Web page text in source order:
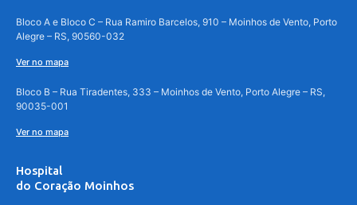
Bloco A e Bloco C – Rua Ramiro Barcelos, 910 – Moinhos de Vento, Porto
Alegre – RS, 90560-032
Ver no mapa
Bloco B – Rua Tiradentes, 333 – Moinhos de Vento, Porto Alegre – RS,
90035-001
Ver no mapa
Hospital
do Coração Moinhos